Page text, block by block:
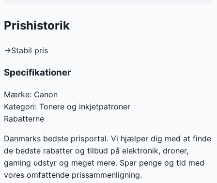
Prishistorik
→Stabil pris
Specifikationer
Mærke: Canon
Kategori: Tonere og inkjetpatroner
Rabatterne
Danmarks bedste prisportal. Vi hjælper dig med at finde
de bedste rabatter og tilbud på elektronik, droner,
gaming udstyr og meget mere. Spar penge og tid med
vores omfattende prissammenligning.